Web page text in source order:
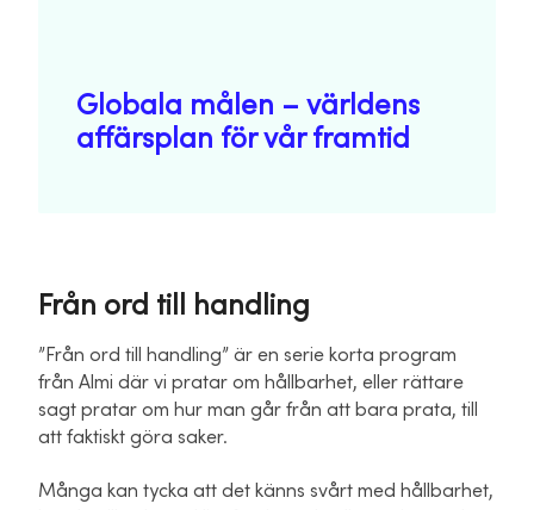
Globala målen – världens
affärsplan för vår framtid
Från ord till handling
”Från ord till handling” är en serie korta program
från Almi där vi pratar om hållbarhet, eller rättare
sagt pratar om hur man går från att bara prata, till
att faktiskt göra saker.
Många kan tycka att det känns svårt med hållbarhet,